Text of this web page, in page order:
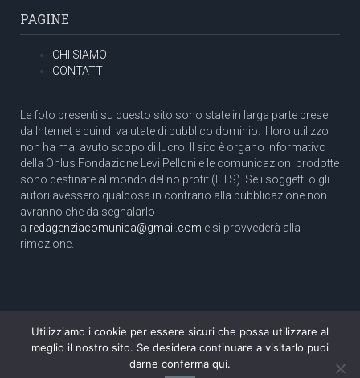
PAGINE
CHI SIAMO
CONTATTI
Le foto presenti su questo sito sono state in larga parte prese
da Internet e quindi valutate di pubblico dominio. Il loro utilizzo
non ha mai avuto scopo di lucro. Il sito è organo informativo
della Onlus Fondazione Levi Pelloni e le comunicazioni prodotte
sono destinate al mondo del no profit (ETS). Se i soggetti o gli
autori avessero qualcosa in contrario alla pubblicazione non
avranno che da segnalarlo
a redagenziacomunica@gmail.com e si provvederà alla
rimozione.
Copyright 2003 com.unica - Tutti i diritti riservati
Aut. Tribunale di Roma N. 466/2003 dell'11/11/2003
Utilizziamo i cookie per essere sicuri che possa utilizzare al
meglio il nostro sito. Se desidera continuare a visitarlo puoi
darne conferma qui.